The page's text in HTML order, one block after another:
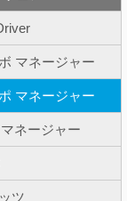
マネージャー
マネージャー
ネージャー
ツ